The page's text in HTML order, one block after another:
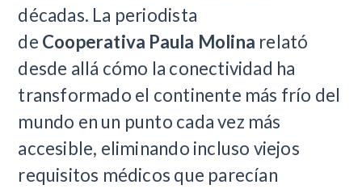
décadas. La periodista
de Cooperativa Paula Molina relató
desde allá cómo la conectividad ha
transformado el continente más frío del
mundo en un punto cada vez más
accesible, eliminando incluso viejos
requisitos médicos que parecían